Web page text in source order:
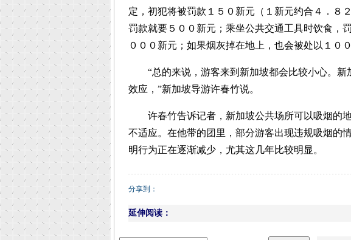
定，初犯将被罚款１５０新元（１新元约合４．８
罚款就要５００新元；乘坐公共交通工具时饮食，
０００新元；如果烟灰掉在地上，也会被处以１０
“总的来说，游客来到新加坡都会比较小心。新
效应，”新加坡导游许春竹说。
许春竹告诉记者，新加坡公共场所可以吸烟的地
不适应。在他带的团里，部分游客出现违规吸烟的
明行为正在逐渐减少，尤其这几年比较明显。
分享到：
延伸阅读：